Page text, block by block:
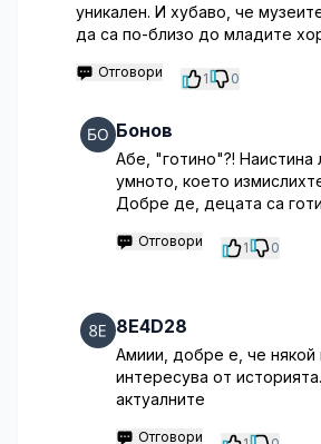
уникален. И хубаво, че
да са по-близо до младите
Отговори 1 0
Бонов
Абе, "готино"?! Наистина
умното, което
Добре де, децата са
Отговори 1 0
8E4D28
Амиии, добре е, че
интересува от
актуалните
Отговори